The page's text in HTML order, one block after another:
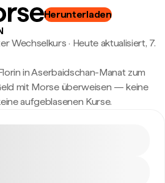
Herunterladen
Wechselkurs · Heute aktualisiert, 7.
in Aserbaidschan-Manat zum
mit Morse überweisen — keine
aufgeblasenen Kurse.